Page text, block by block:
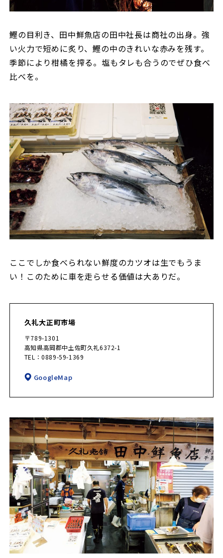
鰹の目利き、田中鮮魚店の田中社長は商社の出身。強
い火力で短めに炙り、鰹の中のきれいな赤みを残す。
季節により柑橘を搾る。塩もタレも合うのでぜひ食べ
比べを。
ここでしか食べられない鮮度のカツオは生でもうま
い！このために車を走らせる価値は大ありだ。
久礼大正町市場
〒789-1301
高知県高岡郡中土佐町久礼6372-1
TEL：0889-59-1369
GoogleMap